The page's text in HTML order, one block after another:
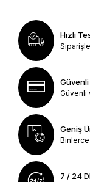
Hızlı
Güvenli
Güvenli
Geniş
7 / 24